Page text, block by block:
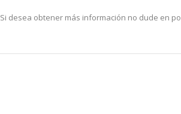
Si desea obtener más información no dude en